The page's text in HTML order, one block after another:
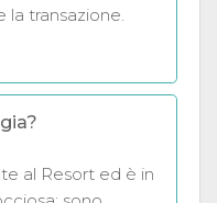
transazione.
al Resort ed è in